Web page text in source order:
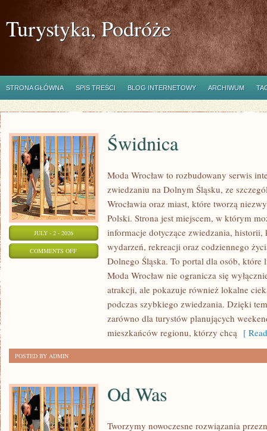
Turystyka, Podróże
STRONA GŁÓWNA SPIS TREŚCI BLOG INTERNETOWY ARCHIWUM
JULY - 2 - 2026
COMMENTS OFFON
Świdnica
Moda Wrocław to rozbudowany serwis
zwiedzaniu na Dolnym Śląsku, ze
Wrocławia oraz miast, które tworzą
Polski. Strona jest miejscem, w którym
informacje dotyczące zwiedzania,
wydarzeń, rekreacji oraz codziennego
Dolnego Śląska. To portal dla osób, które
Moda Wrocław nie ogranicza się
atrakcji, ale pokazuje również lokalne
podczas szybkiego zwiedzania. Dzięki
zarówno dla turystów planujących
mieszkańców regionu, którzy chcą [
POSTED BY ADMIN
Od Was
Tworzymy nowoczesne rozwiązania